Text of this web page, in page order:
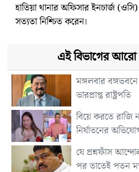
হাতিয়া থানার অফিসার ইনচার্জ
সত্যতা নিশ্চিত করেন।
এই বিভাগের আরো
মঙ্গলবার
ভারপ্রাপ্ত রাষ্ট্রপতি
বিয়ে করতে রাজি
নির্যাতনের
যে প্রশ্নফাঁস
পর তাতেই পতন